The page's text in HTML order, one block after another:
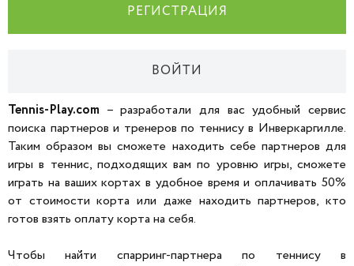
РЕГИСТРАЦИЯ
ВОЙТИ
Tennis-Play.com – разработали для вас удобный сервис
поиска партнеров и тренеров по теннису в Инверкаргилле.
Таким образом вы сможете находить себе партнеров для
игры в теннис, подходящих вам по уровню игры, сможете
играть на ваших кортах в удобное время и оплачивать 50%
от стоимости корта или даже находить партнеров, кто
готов взять оплату корта на себя.
Чтобы найти спарринг-партнера по теннису в